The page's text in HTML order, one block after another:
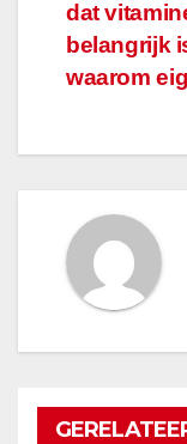
dat
belangrijk
waarom